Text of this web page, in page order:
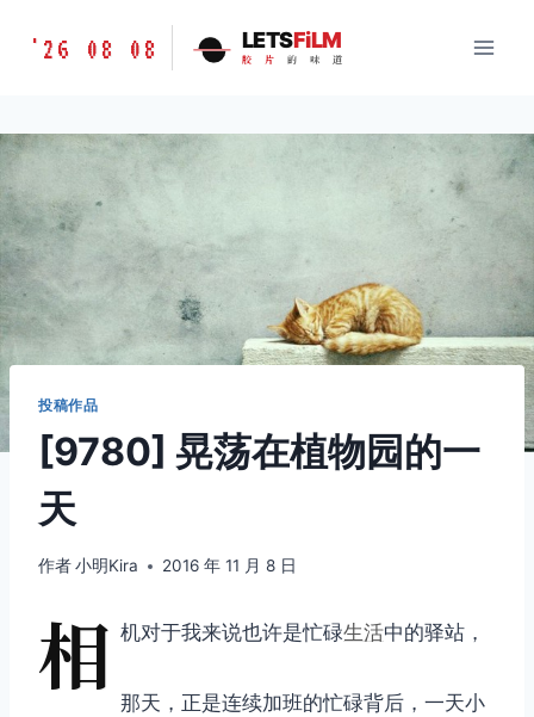
胶
味
LETSFILM
'26 08 08 LETSFiLM
胶 片 的 味 道
投稿作品
[9780] 晃荡在植物园的一
天
作者小明Kira 2016 年 11 月 8 日
相 机对于我来说也许是忙碌生活中的驿站，
那天，正是连续加班的忙碌背后，一天小